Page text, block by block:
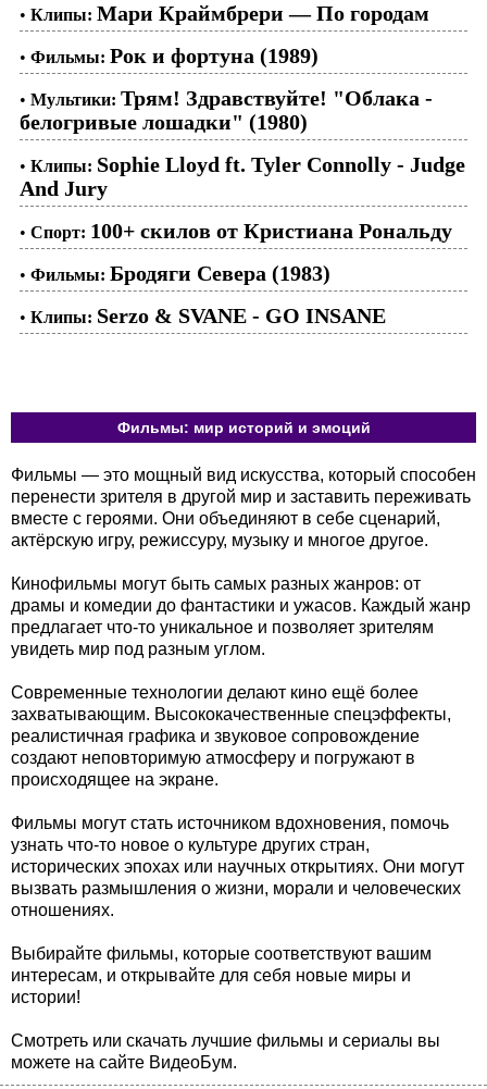
• Клипы: Мари Краймбрери — По городам
• Фильмы: Рок и фортуна (1989)
• Мультики: Трям! Здравствуйте! "Облака -
белогривые лошадки" (1980)
• Клипы: Sophie Lloyd ft. Tyler Connolly - Judge
And Jury
• Спорт: 100+ скилов от Кристиана Рональду
• Фильмы: Бродяги Севера (1983)
• Клипы: Serzo & SVANE - GO INSANE
Фильмы: мир историй и эмоций
Фильмы — это мощный вид искусства, который способен
перенести зрителя в другой мир и заставить переживать
вместе с героями. Они объединяют в себе сценарий,
актёрскую игру, режиссуру, музыку и многое другое.
Кинофильмы могут быть самых разных жанров: от
драмы и комедии до фантастики и ужасов. Каждый жанр
предлагает что-то уникальное и позволяет зрителям
увидеть мир под разным углом.
Современные технологии делают кино ещё более
захватывающим. Высококачественные спецэффекты,
реалистичная графика и звуковое сопровождение
создают неповторимую атмосферу и погружают в
происходящее на экране.
Фильмы могут стать источником вдохновения, помочь
узнать что-то новое о культуре других стран,
исторических эпохах или научных открытиях. Они могут
вызвать размышления о жизни, морали и человеческих
отношениях.
Выбирайте фильмы, которые соответствуют вашим
интересам, и открывайте для себя новые миры и
истории!
Смотреть или скачать лучшие фильмы и сериалы вы
можете на сайте ВидеоБум.